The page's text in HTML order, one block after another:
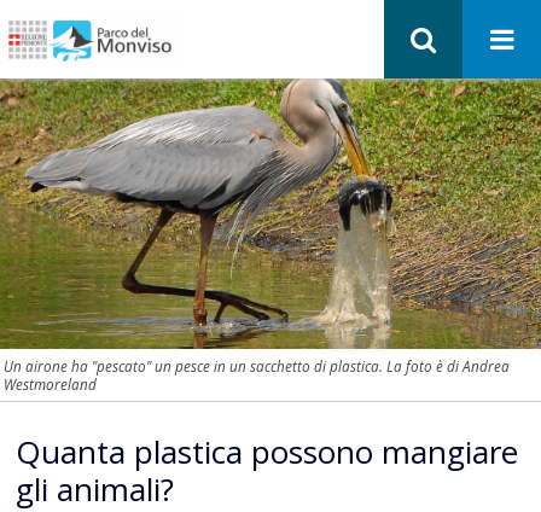
Un airone ha "pescato" un pesce in un sacchetto di plastica. La foto è di Andrea
Westmoreland
Quanta plastica possono mangiare
gli animali?